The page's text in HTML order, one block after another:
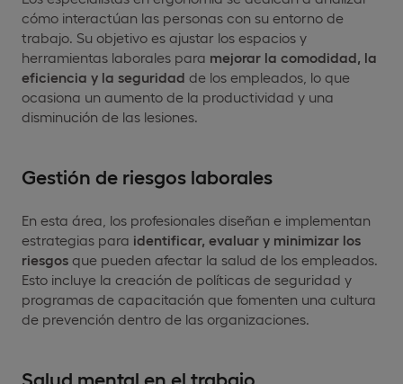
cómo interactúan las personas con su entorno de
trabajo. Su objetivo es ajustar los espacios y
herramientas laborales para mejorar la comodidad, la
eficiencia y la seguridad de los empleados, lo que
ocasiona un aumento de la productividad y una
disminución de las lesiones.
Gestión de riesgos laborales
En esta área, los profesionales diseñan e implementan
estrategias para identificar, evaluar y minimizar los
riesgos que pueden afectar la salud de los empleados.
Esto incluye la creación de políticas de seguridad y
programas de capacitación que fomenten una cultura
de prevención dentro de las organizaciones.
Salud mental en el trabajo